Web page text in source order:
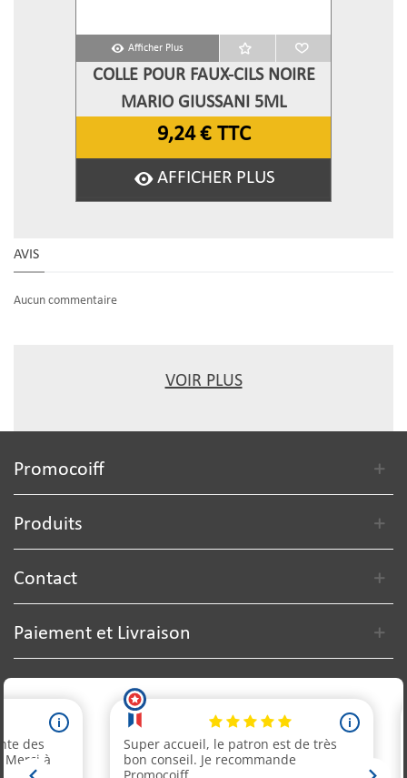
Afficher Plus
COLLE POUR FAUX-CILS NOIRE
MARIO GIUSSANI 5ML
9,24 € TTC
AFFICHER PLUS
AVIS
Aucun commentaire
VOIR PLUS
Promocoiff
Produits
Contact
Paiement et Livraison